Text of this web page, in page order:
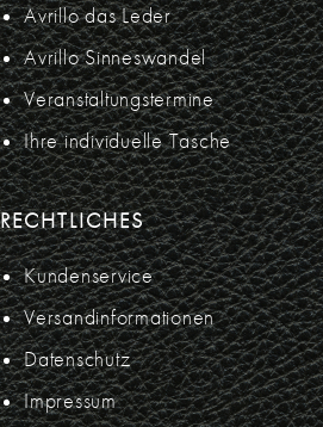
Avrillo das Leder
Avrillo Sinneswandel
Veranstaltungstermine
Ihre individuelle Tasche
RECHTLICHES
Kundenservice
Versandinformationen
Datenschutz
Impressum